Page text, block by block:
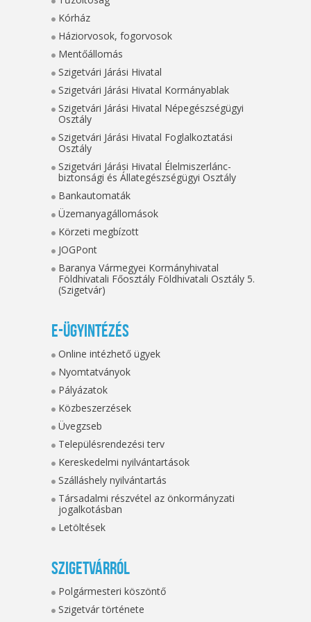
Kórház
Háziorvosok, fogorvosok
Mentőállomás
Szigetvári Járási Hivatal
Szigetvári Járási Hivatal Kormányablak
Szigetvári Járási Hivatal Népegészségügyi
Osztály
Szigetvári Járási Hivatal Foglalkoztatási
Osztály
Szigetvári Járási Hivatal Élelmiszerlánc-
biztonsági és Állategészségügyi Osztály
Bankautomaták
Üzemanyagállomások
Körzeti megbízott
JOGPont
Baranya Vármegyei Kormányhivatal
Földhivatali Főosztály Földhivatali Osztály 5.
(Szigetvár)
E-ügyintézés
Online intézhető ügyek
Nyomtatványok
Pályázatok
Közbeszerzések
Üvegzseb
Településrendezési terv
Kereskedelmi nyilvántartások
Szálláshely nyilvántartás
Társadalmi részvétel az önkormányzati
jogalkotásban
Letöltések
Szigetvárról
Polgármesteri köszöntő
Szigetvár története